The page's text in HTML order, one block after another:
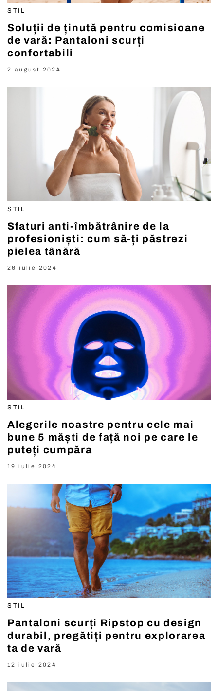
STIL
Soluții de ținută pentru comisioane
de vară: Pantaloni scurți
confortabili
2 august 2024
STIL
Sfaturi anti-îmbătrânire de la
profesioniști: cum să-ți păstrezi
pielea tânără
26 iulie 2024
STIL
Alegerile noastre pentru cele mai
bune 5 măști de față noi pe care le
puteți cumpăra
19 iulie 2024
STIL
Pantaloni scurți Ripstop cu design
durabil, pregătiți pentru explorarea
ta de vară
12 iulie 2024